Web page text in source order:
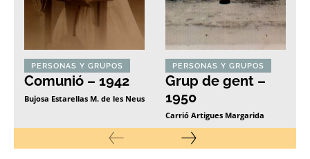
PERSONAS Y GRUPOS
Comunió – 1942
Bujosa Estarellas M. de les Neus
PERSONAS Y GRUPOS
Grup de gent –
1950
Carrió Artigues Margarida